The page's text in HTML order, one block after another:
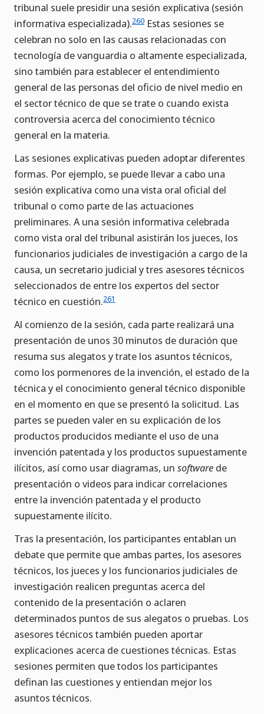
tribunal suele presidir una sesión explicativa (sesión
informativa especializada).260 Estas sesiones se
celebran no solo en las causas relacionadas con
tecnología de vanguardia o altamente especializada,
sino también para establecer el entendimiento
general de las personas del oficio de nivel medio en
el sector técnico de que se trate o cuando exista
controversia acerca del conocimiento técnico
general en la materia.
Las sesiones explicativas pueden adoptar diferentes
formas. Por ejemplo, se puede llevar a cabo una
sesión explicativa como una vista oral oficial del
tribunal o como parte de las actuaciones
preliminares. A una sesión informativa celebrada
como vista oral del tribunal asistirán los jueces, los
funcionarios judiciales de investigación a cargo de la
causa, un secretario judicial y tres asesores técnicos
seleccionados de entre los expertos del sector
técnico en cuestión.261
Al comienzo de la sesión, cada parte realizará una
presentación de unos 30 minutos de duración que
resuma sus alegatos y trate los asuntos técnicos,
como los pormenores de la invención, el estado de la
técnica y el conocimiento general técnico disponible
en el momento en que se presentó la solicitud. Las
partes se pueden valer en su explicación de los
productos producidos mediante el uso de una
invención patentada y los productos supuestamente
ilícitos, así como usar diagramas, un software de
presentación o videos para indicar correlaciones
entre la invención patentada y el producto
supuestamente ilícito.
Tras la presentación, los participantes entablan un
debate que permite que ambas partes, los asesores
técnicos, los jueces y los funcionarios judiciales de
investigación realicen preguntas acerca del
contenido de la presentación o aclaren
determinados puntos de sus alegatos o pruebas. Los
asesores técnicos también pueden aportar
explicaciones acerca de cuestiones técnicas. Estas
sesiones permiten que todos los participantes
definan las cuestiones y entiendan mejor los
asuntos técnicos.